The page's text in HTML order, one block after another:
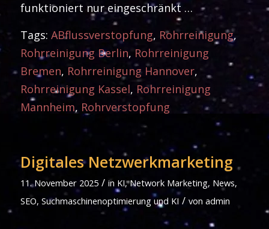
funktioniert nur eingeschränkt …
Tags: ABflussverstopfung, Rohrreinigung,
Rohrreinigung Berlin, Rohrreinigung
Bremen, Rohrreinigung Hannover,
Rohrreinigung Kassel, Rohrreinigung
Mannheim, Rohrverstopfung
Digitales Netzwerkmarketing
11. November 2025 / in KI,Network Marketing, News,
SEO, Suchmaschinenoptimierung und KI / von admin